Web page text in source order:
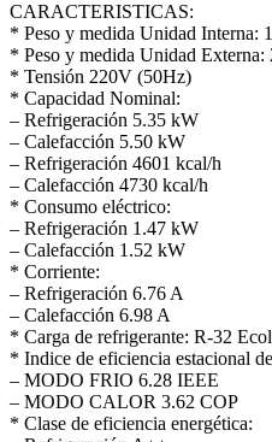
CARACTERISTICAS:
* Peso y medida Unidad Interna:
* Peso y medida Unidad
* Tensión 220V (50Hz)
* Capacidad Nominal:
– Refrigeración 5.35 kW
– Calefacción 5.50 kW
– Refrigeración 4601 kcal/h
– Calefacción 4730 kcal/h
* Consumo eléctrico:
– Refrigeración 1.47 kW
– Calefacción 1.52 kW
* Corriente:
– Refrigeración 6.76 A
– Calefacción 6.98 A
* Carga de refrigerante: R-32
* Indice de eficiencia estacional
– MODO FRIO 6.28 IEEE
– MODO CALOR 3.62 COP
* Clase de eficiencia energética: